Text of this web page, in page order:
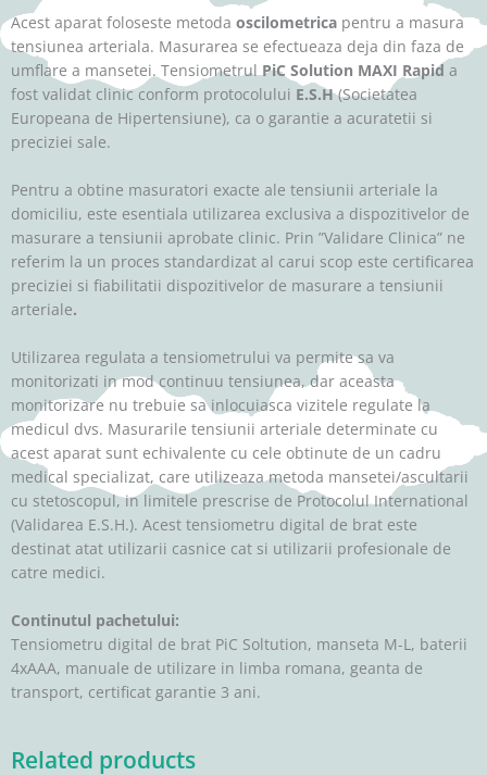
Acest aparat foloseste metoda oscilometrica pentru a masura
tensiunea arteriala. Masurarea se efectueaza deja din faza de
umflare a mansetei. TensiometrulPiC Solution MAXI Rapid a
fost validat clinic conform protocolului E.S.H(Societatea
Europeana de Hipertensiune), ca o garantie a acuratetii si
preciziei sale.
Pentru a obtine masuratori exacte ale tensiunii arteriale la
domiciliu, este esentiala utilizarea exclusiva a dispozitivelor de
masurare a tensiunii aprobate clinic. Prin ”Validare Clinica” ne
referim la un proces standardizat al carui scop este certificarea
preciziei si fiabilitatii dispozitivelor de masurare a tensiunii
arteriale.
Utilizarea regulata a tensiometrului va permite sa va
monitorizati in mod continuu tensiunea, dar aceasta
monitorizare nu trebuie sa inlocuiasca vizitele regulate la
medicul dvs. Masurarile tensiunii arteriale determinate cu
acest aparat sunt echivalente cu cele obtinute de un cadru
medical specializat, care utilizeaza metoda mansetei/ascultarii
cu stetoscopul, in limitele prescrise de Protocolul International
(Validarea E.S.H.). Acest tensiometru digital de brat este
destinat atat utilizarii casnice cat si utilizarii profesionale de
catre medici.
Continutul pachetului:
Tensiometru digital de brat PiC Soltution, manseta M-L, baterii
4xAAA, manuale de utilizare in limba romana, geanta de
transport, certificat garantie 3 ani.
Related products